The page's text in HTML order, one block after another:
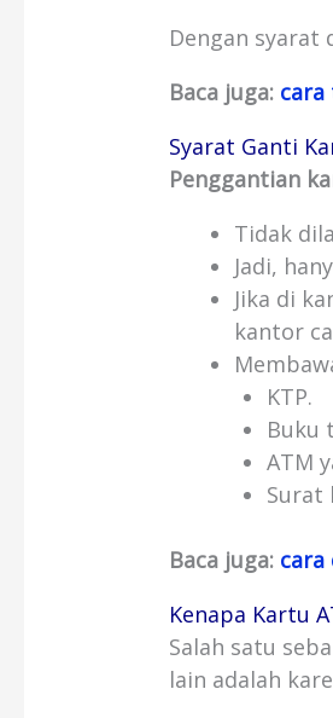
Dengan syarat
Baca juga: cara
Syarat Ganti
Penggantian
Tidak
Jadi,
Jika di
kantor
KTP.
Buku
ATM
Surat
Baca juga: cara
Kenapa Kartu
Salah satu
lain adalah